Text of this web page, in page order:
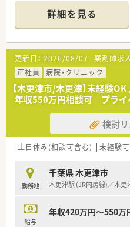
ています。
■千葉大学精神科と綿密
沿った、良心的かつ進歩的
■薬局での主な業務は、入
者様の飲み薬は、錠剤分
分包して、分かりやすい、
■外来患者様の薬は、院外
積極的に行っています。
≪業務内容≫
■精神科、心療内科専門
■入院患者様への調剤業
す。
■分包機による調剤業務と
ード）入力業務があります。
■退院患者様に投薬時は薬
詳細を見る
更新日： 2026/08/07 薬剤師求
正社員
病院・クリニック
【木更津市/木更津】未経験
年収550万円相談可 プライ
検討
土日休み(相談可含む) 未経験可
勤務地
千葉県 木更津市
木更津駅 (JR内房線)／木更
給与
年収420万円～550万